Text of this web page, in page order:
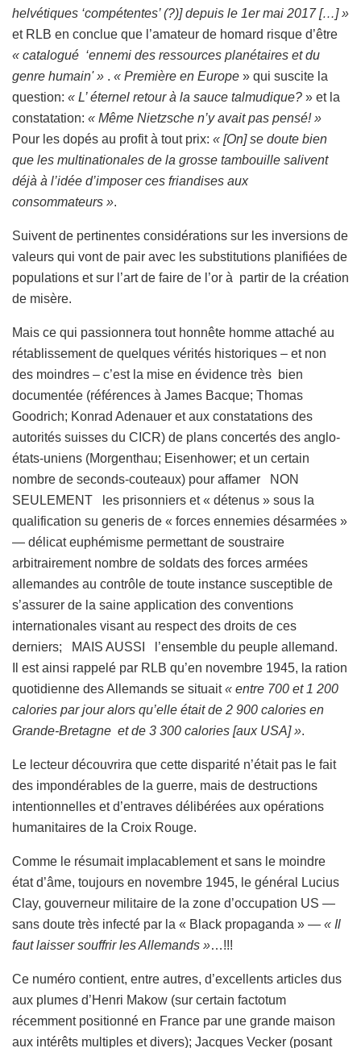
helvétiques ‘compétentes’ (?)] depuis le 1er mai 2017 […] »
et RLB en conclue que l’amateur de homard risque d’être
« catalogué ‘ennemi des ressources planétaires et du
genre humain' » . « Première en Europe » qui suscite la
question: « L’ éternel retour à la sauce talmudique? » et la
constatation: « Même Nietzsche n’y avait pas pensé! »
Pour les dopés au profit à tout prix: « [On] se doute bien
que les multinationales de la grosse tambouille salivent
déjà à l’idée d’imposer ces friandises aux
consommateurs ».
Suivent de pertinentes considérations sur les inversions de
valeurs qui vont de pair avec les substitutions planifiées de
populations et sur l’art de faire de l’or à partir de la création
de misère.
Mais ce qui passionnera tout honnête homme attaché au
rétablissement de quelques vérités historiques – et non
des moindres – c’est la mise en évidence très bien
documentée (références à James Bacque; Thomas
Goodrich; Konrad Adenauer et aux constatations des
autorités suisses du CICR) de plans concertés des anglo-
états-uniens (Morgenthau; Eisenhower; et un certain
nombre de seconds-couteaux) pour affamer NON
SEULEMENT les prisonniers et « détenus » sous la
qualification su generis de « forces ennemies désarmées »
— délicat euphémisme permettant de soustraire
arbitrairement nombre de soldats des forces armées
allemandes au contrôle de toute instance susceptible de
s’assurer de la saine application des conventions
internationales visant au respect des droits de ces
derniers; MAIS AUSSI l’ensemble du peuple allemand.
Il est ainsi rappelé par RLB qu’en novembre 1945, la ration
quotidienne des Allemands se situait« entre 700 et 1 200
calories par jour alors qu’elle était de 2 900 calories en
Grande-Bretagne et de 3 300 calories [aux USA] ».
Le lecteur découvrira que cette disparité n’était pas le fait
des impondérables de la guerre, mais de destructions
intentionnelles et d’entraves délibérées aux opérations
humanitaires de la Croix Rouge.
Comme le résumait implacablement et sans le moindre
état d’âme, toujours en novembre 1945, le général Lucius
Clay, gouverneur militaire de la zone d’occupation US —
sans doute très infecté par la « Black propaganda » — « Il
faut laisser souffrir les Allemands »…!!!
Ce numéro contient, entre autres, d’excellents articles dus
aux plumes d’Henri Makow (sur certain factotum
récemment positionné en France par une grande maison
aux intérêts multiples et divers); Jacques Vecker (posant